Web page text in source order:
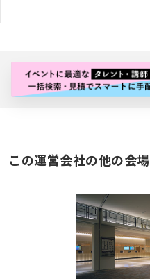
この運営会社の他の会場